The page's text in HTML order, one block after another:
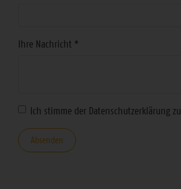
Ihre Nachricht *
Ich stimme der Datenschutzerklärung zu
Absenden